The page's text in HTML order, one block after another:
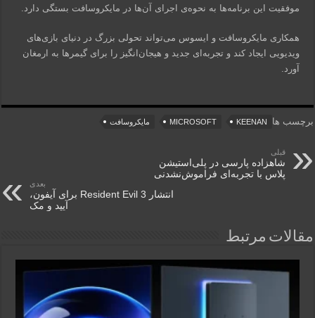
موفقیت این برنامه‌ها به نحوه‌ی اجرای آن‌ها در مایکروسافت بستگی دارد.
همکاری مایکروسافت و ایسوس می‌تواند تحولی بزرگ در دنیای بازی‌های
ویدیویی ایجاد کند و تجربه‌ای جدید و هیجان‌انگیز را برای گیمرها به ارمغان
آورد.
برچسب ها KEENAN
MICROSOFT مایکروسافت
قبلی
شاهزاده پارسی در پلی‌استیشن
پلاس با تجربه‌ای فراموش‌نشدنی
بعدی
انتشار Resident Evil 3 برای آیفون،
آیپد و مک
مقالات مرتبط